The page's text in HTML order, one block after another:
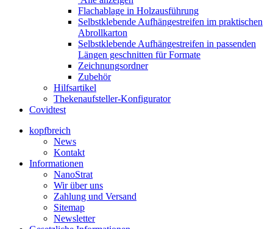
Flachablage in Holzausführung
Selbstklebende Aufhängestreifen im praktischen
Abrollkarton
Selbstklebende Aufhängestreifen in passenden
Längen geschnitten für Formate
Zeichnungsordner
Zubehör
Hilfsartikel
Thekenaufsteller-Konfigurator
Covidtest
kopfbreich
News
Kontakt
Informationen
NanoStrat
Wir über uns
Zahlung und Versand
Sitemap
Newsletter